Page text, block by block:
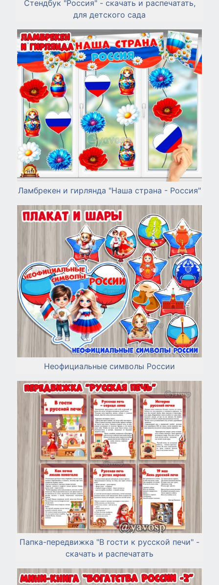
Стендбук "Россия" - скачать и распечатать,
для детского сада
Ламбрекен и гирлянда "Наша страна - Россия"
Неофициальные символы России
Папка-передвижка "В гости к русской печи" -
скачать и распечатать